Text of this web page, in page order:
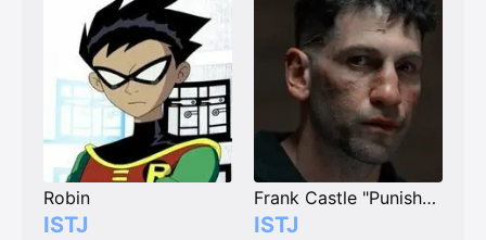
Robin
ISTJ
Frank Castle "Punisher"
ISTJ